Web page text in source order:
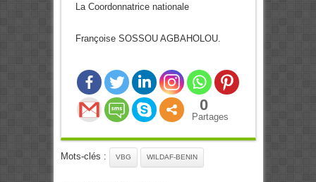
La Coordonnatrice nationale
Françoise SOSSOU AGBAHOLOU.
0
Partages
Mots-clés : VBG WILDAF-BENIN